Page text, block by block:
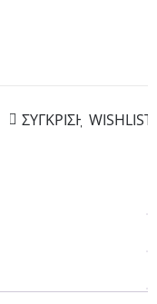
ΣΥΓΚΡΙΣΗ WISHLIST